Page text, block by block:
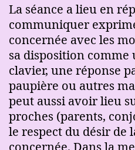
La séance a lieu en
communiquer
concernée avec les
sa disposition
clavier, une réponse
paupière ou autres
peut aussi avoir lieu
proches (parents,
le respect du désir de
concernée. Dans la